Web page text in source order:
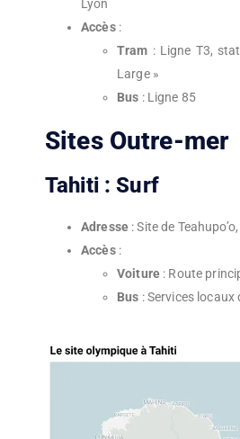
Lyon
Accès:
Tram : Ligne T3,
Large »
Bus : Ligne 85
Sites Outre-mer
Tahiti : Surf
Adresse : Site de
Accès:
Voiture : Route
Bus : Services locaux